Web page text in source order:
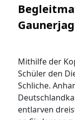
Mithilfe der
Schüler den
Schliche.
entlarven